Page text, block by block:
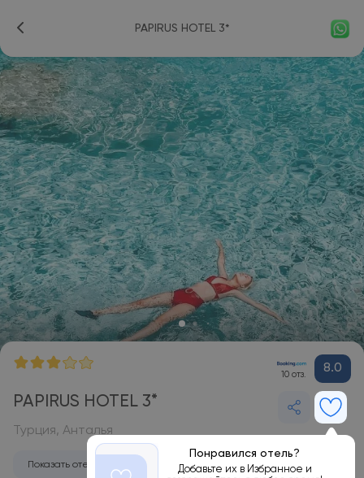
PAPIRUS HOTEL 3*
10 отз. 8.0
PAPIRUS HOTEL 3*
Понравился отель?
Добавьте их в Избранное и
Турция, Анталья
Показать отель на карте